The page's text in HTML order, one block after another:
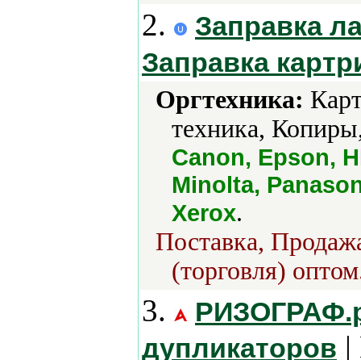
2.
Заправка
Заправка
Оргтехника:
техника,
Canon, Epson,
Minolta,
Xerox.
Поставка,
(торговля)
3.
дупликаторов